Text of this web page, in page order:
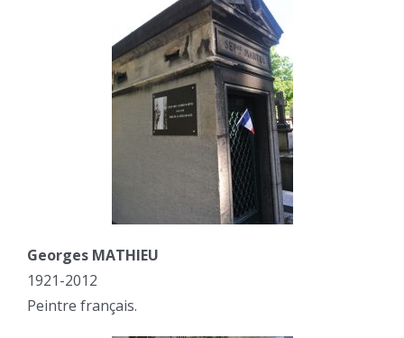
Georges MATHIEU
1921-2012
Peintre français.